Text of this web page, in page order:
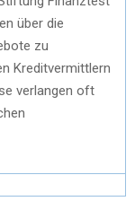
über die
zu
Kreditvermittlern
verlangen oft